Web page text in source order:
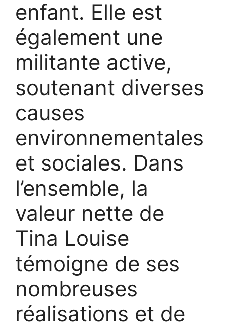
enfant. Elle est
également une
militante active,
soutenant diverses
causes
environnementales
et sociales. Dans
l’ensemble, la
valeur nette de
Tina Louise
témoigne de ses
nombreuses
réalisations et de